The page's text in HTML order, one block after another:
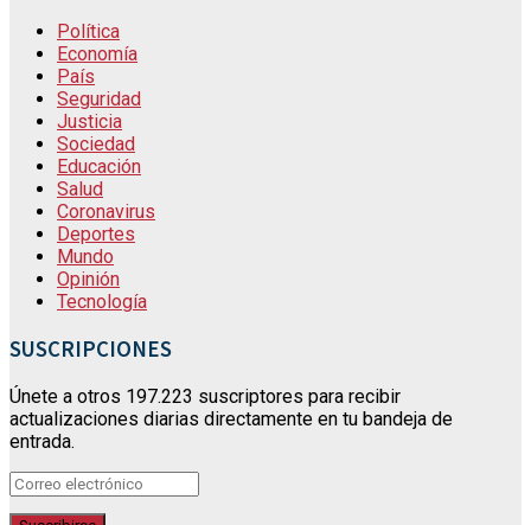
Política
Economía
País
Seguridad
Justicia
Sociedad
Educación
Salud
Coronavirus
Deportes
Mundo
Opinión
Tecnología
SUSCRIPCIONES
Únete a otros 197.223 suscriptores para recibir
actualizaciones diarias directamente en tu bandeja de
entrada.